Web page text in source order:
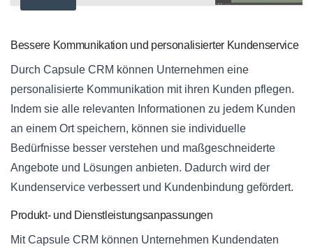
Bessere Kommunikation und personalisierter Kundenservice
Durch Capsule CRM können Unternehmen eine
personalisierte Kommunikation mit ihren Kunden pflegen.
Indem sie alle relevanten Informationen zu jedem Kunden
an einem Ort speichern, können sie individuelle
Bedürfnisse besser verstehen und maßgeschneiderte
Angebote und Lösungen anbieten. Dadurch wird der
Kundenservice verbessert und Kundenbindung gefördert.
Produkt- und Dienstleistungsanpassungen
Mit Capsule CRM können Unternehmen Kundendaten